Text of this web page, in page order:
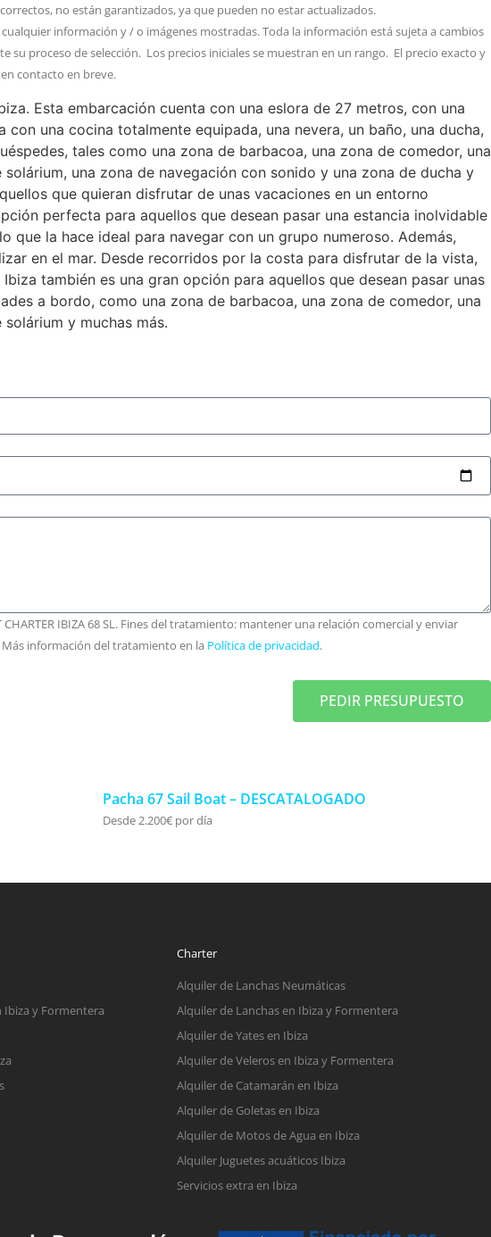
no están garantizados, ya que pueden no estar actualizados.
información y / o imágenes mostradas. Toda la información está sujeta a cambios
su proceso de selección. Los precios iniciales se muestran en un rango. El precio exacto y
contacto en breve.
Esta embarcación cuenta con una eslora de 27 metros, con una
una cocina totalmente equipada, una nevera, un baño, una ducha,
tales como una zona de barbacoa, una zona de comedor, una
una zona de navegación con sonido y una zona de ducha y
que quieran disfrutar de unas vacaciones en un entorno
perfecta para aquellos que desean pasar una estancia inolvidable
que la hace ideal para navegar con un grupo numeroso. Además,
en el mar. Desde recorridos por la costa para disfrutar de la vista,
también es una gran opción para aquellos que desean pasar unas
a bordo, como una zona de barbacoa, una zona de comedor, una
y muchas más.
IBIZA 68 SL. Fines del tratamiento: mantener una relación comercial y enviar
información del tratamiento en la Política de privacidad.
PEDIR PRESUPUESTO
Pacha 67 Sail Boat – DESCATALOGADO
Desde 2.200€ por día
Ibiza y Formentera
Charter
Alquiler de Lanchas Neumáticas
Alquiler de Lanchas en Ibiza y Formentera
Alquiler de Yates en Ibiza
Alquiler de Veleros en Ibiza y Formentera
Alquiler de Catamarán en Ibiza
Alquiler de Goletas en Ibiza
Alquiler de Motos de Agua en Ibiza
Alquiler Juguetes acuáticos Ibiza
Servicios extra en Ibiza